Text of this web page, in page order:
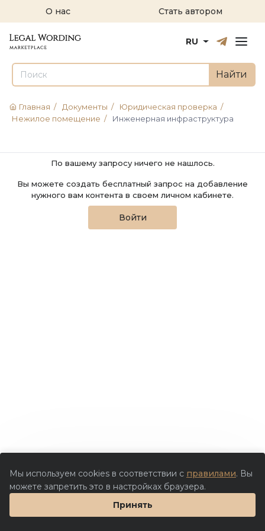
О нас Стать автором
РусскийEnglish
RU
Найти
Главная / Документы / Юридическая проверка /
Нежилое помещение / Инженерная инфраструктура
По вашему запросу ничего не нашлось.
Вы можете создать бесплатный запрос на добавление
нужного вам контента в своем личном кабинете.
Войти
Мы используем cookies в соответствии с правилами. Вы
можете запретить это в настройках браузера.
Принять